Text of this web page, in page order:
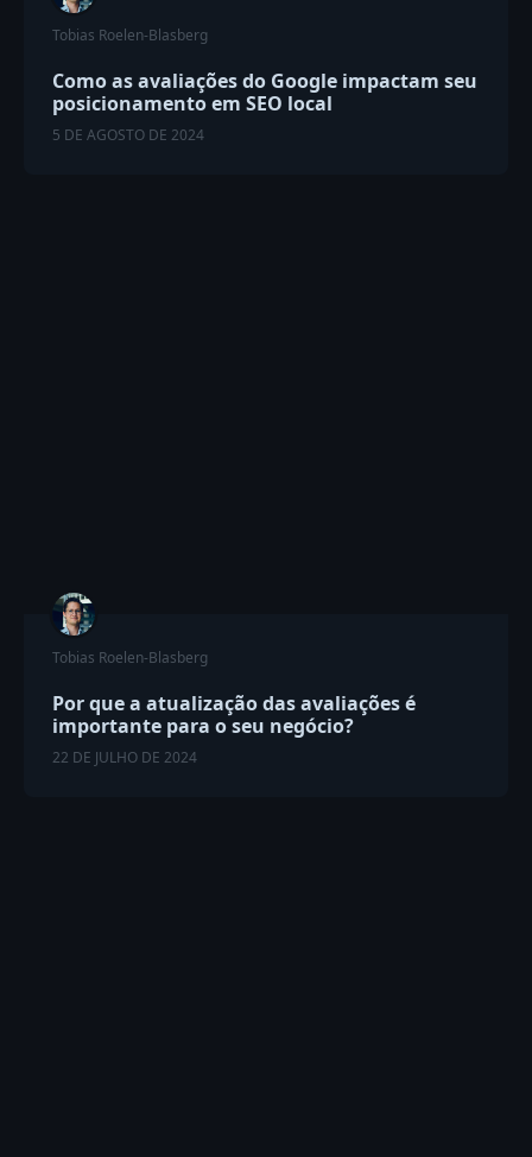
Tobias Roelen-Blasberg
Como as avaliações do Google impactam seu
posicionamento em SEO local
5 DE AGOSTO DE 2024
Tobias Roelen-Blasberg
Por que a atualização das avaliações é
importante para o seu negócio?
22 DE JULHO DE 2024